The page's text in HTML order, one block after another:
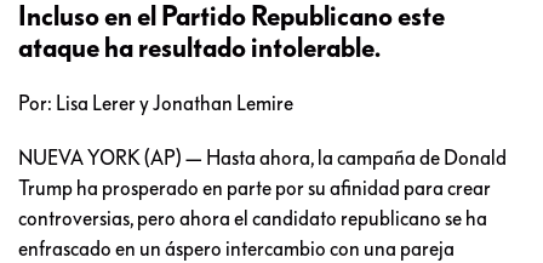
Incluso en el Partido Republicano este
ataque ha resultado intolerable.
Por: Lisa Lerer y Jonathan Lemire
NUEVA YORK (AP) — Hasta ahora, la campaña de Donald
Trump ha prosperado en parte por su afinidad para crear
controversias, pero ahora el candidato republicano se ha
enfrascado en un áspero intercambio con una pareja